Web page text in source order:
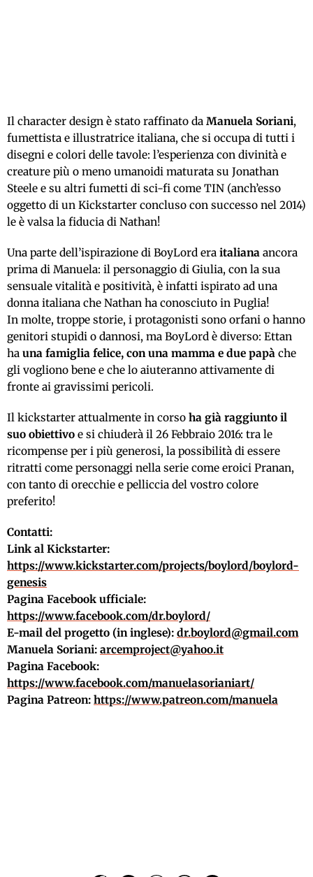
Il character design è stato raffinato da Manuela Soriani,
fumettista e illustratrice italiana, che si occupa di tutti i
disegni e colori delle tavole: l’esperienza con divinità e
creature più o meno umanoidi maturata su Jonathan
Steele e su altri fumetti di sci-fi come TIN (anch’esso
oggetto di un Kickstarter concluso con successo nel 2014)
le è valsa la fiducia di Nathan!
Una parte dell’ispirazione di BoyLord era italiana ancora
prima di Manuela: il personaggio di Giulia, con la sua
sensuale vitalità e positività, è infatti ispirato ad una
donna italiana che Nathan ha conosciuto in Puglia!
In molte, troppe storie, i protagonisti sono orfani o hanno
genitori stupidi o dannosi, ma BoyLord è diverso: Ettan
ha una famiglia felice, con una mamma e due papà che
gli vogliono bene e che lo aiuteranno attivamente di
fronte ai gravissimi pericoli.
Il kickstarter attualmente in corso ha già raggiunto il
suo obiettivo e si chiuderà il 26 Febbraio 2016: tra le
ricompense per i più generosi, la possibilità di essere
ritratti come personaggi nella serie come eroici Pranan,
con tanto di orecchie e pelliccia del vostro colore
preferito!
Contatti:
Link al Kickstarter:
https://www.kickstarter.com/projects/boylord/boylord-
genesis
Pagina Facebook ufficiale:
https://www.facebook.com/dr.boylord/
E-mail del progetto (in inglese): dr.boylord@gmail.com
Manuela Soriani: arcemproject@yahoo.it
Pagina Facebook:
https://www.facebook.com/manuelasorianiart/
Pagina Patreon: https://www.patreon.com/manuela